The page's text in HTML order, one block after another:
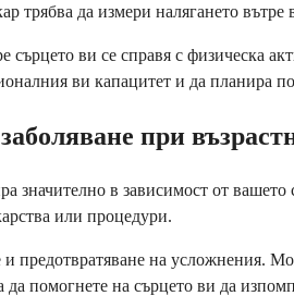
трябва да измери налягането
сърцето ви се справя с физическа
ви капацитет и да планира
при
значително в зависимост от
или процедури.
предотвратяване на усложнения.
помогнете на сърцето ви да